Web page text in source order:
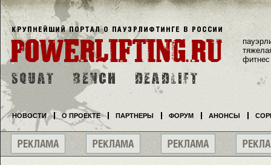
фитнес
НОВОСТИ О ПРОЕКТЕ ПАРТНЕРЫ ФОРУМ АНОНСЫ